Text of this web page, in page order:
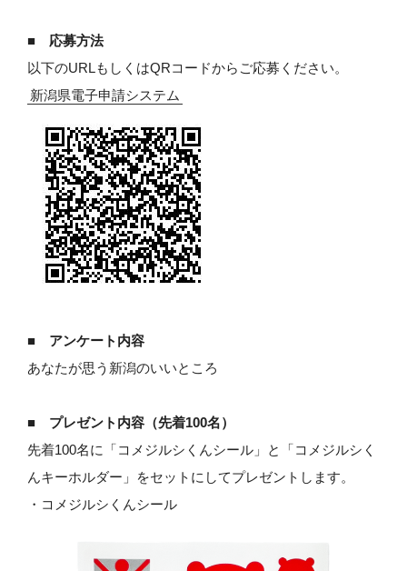
■ 応募方法
以下のURLもしくはQRコードからご応募ください。
新潟県電子申請システム
■ アンケート内容
あなたが思う新潟のいいところ
■ プレゼント内容（先着100名）
先着100名に「コメジルシくんシール」と「コメジルシく
んキーホルダー」をセットにしてプレゼントします。
・コメジルシくんシール